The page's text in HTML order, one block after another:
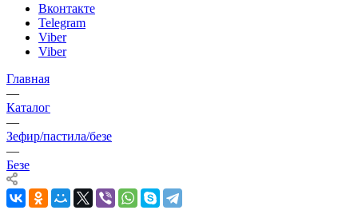
Вконтакте
Telegram
Viber
Viber
Главная
—
Каталог
—
Зефир/пастила/безе
—
Безе